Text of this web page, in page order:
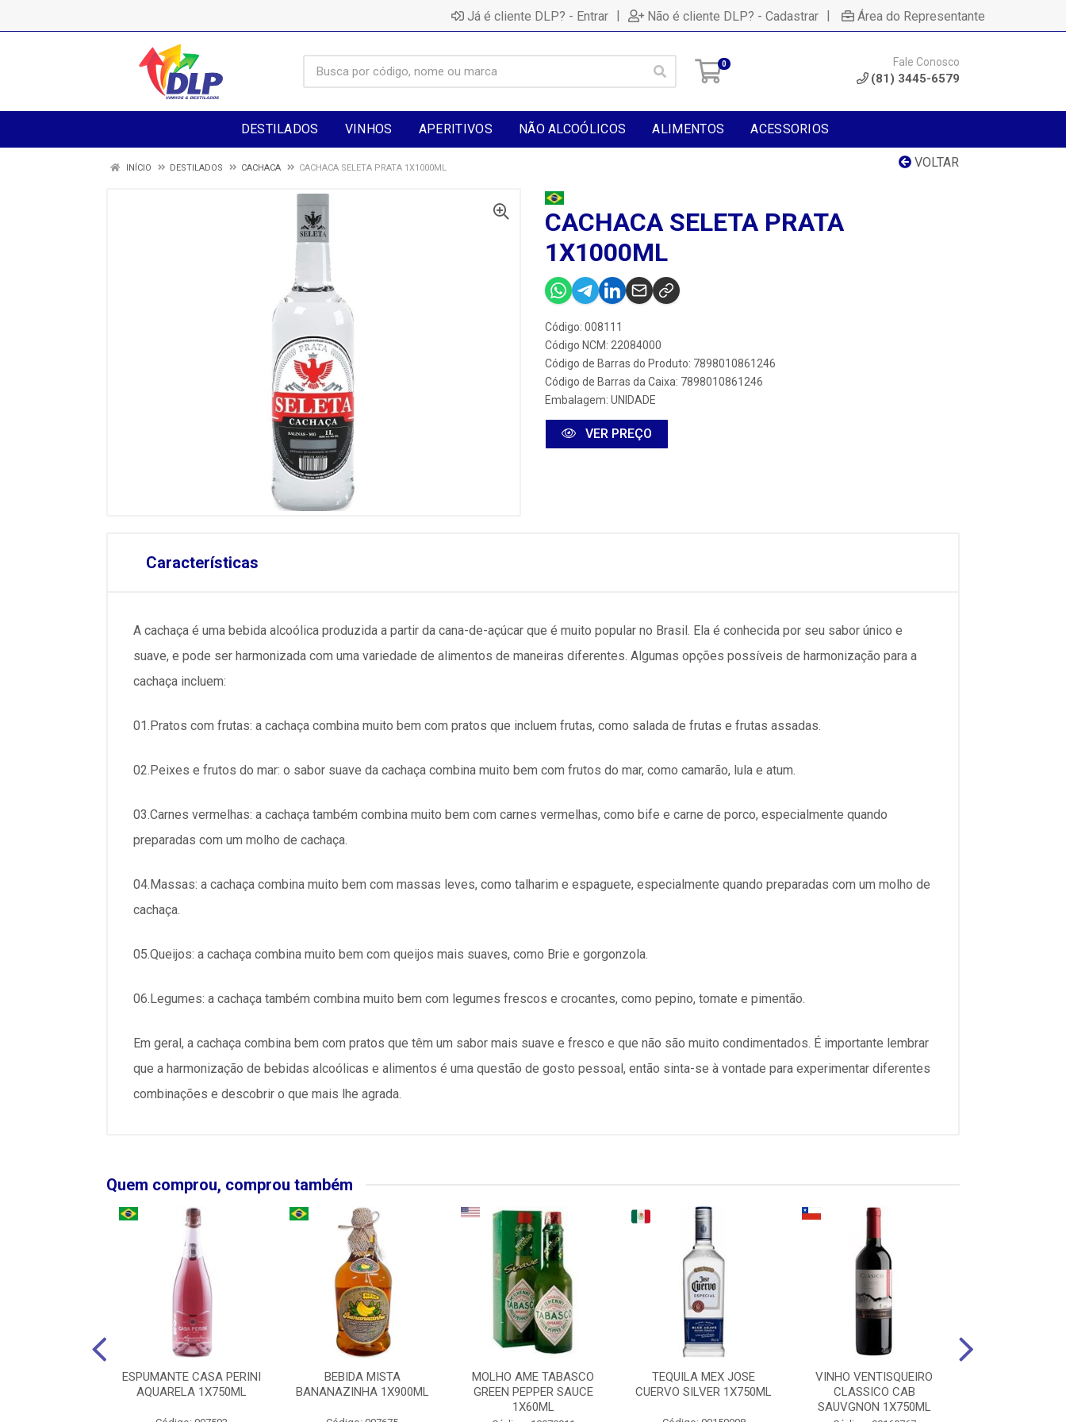
Já é cliente DLP? - Entrar | Não é cliente DLP? - Cadastrar | Área do Representante
0 Fale Conosco
(81) 3445-6579
DESTILADOS VINHOS APERITIVOS NÃO ALCOÓLICOS ALIMENTOS ACESSORIOS
VOLTAR
INÍCIO DESTILADOS CACHACA CACHACA SELETA PRATA 1X1000ML
CACHACA SELETA PRATA
1X1000ML
Código: 008111
Código NCM: 22084000
Código de Barras do Produto: 7898010861246
Código de Barras da Caixa: 7898010861246
Embalagem: UNIDADE
VER PREÇO
Características
A cachaça é uma bebida alcoólica produzida a partir da cana-de-açúcar que é muito popular no Brasil. Ela é conhecida por seu sabor único e
suave, e pode ser harmonizada com uma variedade de alimentos de maneiras diferentes. Algumas opções possíveis de harmonização para a
cachaça incluem:
01.Pratos com frutas: a cachaça combina muito bem com pratos que incluem frutas, como salada de frutas e frutas assadas.
02.Peixes e frutos do mar: o sabor suave da cachaça combina muito bem com frutos do mar, como camarão, lula e atum.
03.Carnes vermelhas: a cachaça também combina muito bem com carnes vermelhas, como bife e carne de porco, especialmente quando
preparadas com um molho de cachaça.
04.Massas: a cachaça combina muito bem com massas leves, como talharim e espaguete, especialmente quando preparadas com um molho de
cachaça.
05.Queijos: a cachaça combina muito bem com queijos mais suaves, como Brie e gorgonzola.
06.Legumes: a cachaça também combina muito bem com legumes frescos e crocantes, como pepino, tomate e pimentão.
Em geral, a cachaça combina bem com pratos que têm um sabor mais suave e fresco e que não são muito condimentados. É importante lembrar
que a harmonização de bebidas alcoólicas e alimentos é uma questão de gosto pessoal, então sinta-se à vontade para experimentar diferentes
combinações e descobrir o que mais lhe agrada.
Quem comprou, comprou também
ESPUMANTE CASA PERINI
AQUARELA 1X750ML
BEBIDA MISTA
BANANAZINHA 1X900ML
MOLHO AME TABASCO
GREEN PEPPER SAUCE
1X60ML
TEQUILA MEX JOSE
CUERVO SILVER 1X750ML
VINHO VENTISQUEIRO
CLASSICO CAB
SAUVGNON 1X750ML